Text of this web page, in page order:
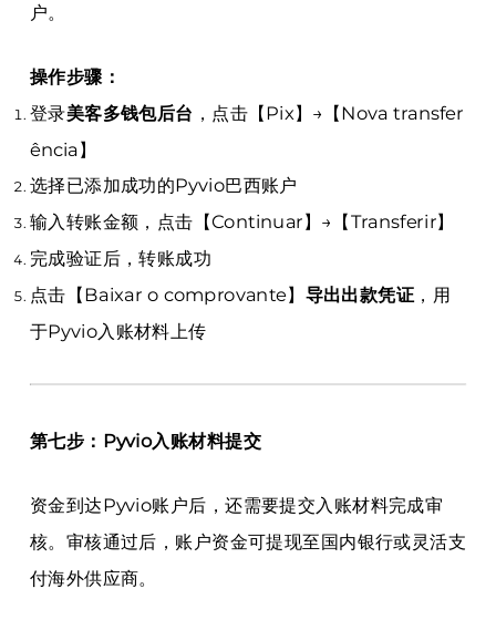
户。
操作步骤：
登录美客多钱包后台 ，点击【Pix】→【Nova transfer
ência】
选择已添加成功的Pyvio巴西账户
输入转账金额，点击【Continuar】→【Transferir】
完成验证后，转账成功
点击【Baixar o comprovante】 导出出款凭证 ，用
于Pyvio入账材料上传
第七步：Pyvio入账材料提交
资金到达Pyvio账户后，还需要提交入账材料完成审
核。审核通过后，账户资金可提现至国内银行或灵活支
付海外供应商。